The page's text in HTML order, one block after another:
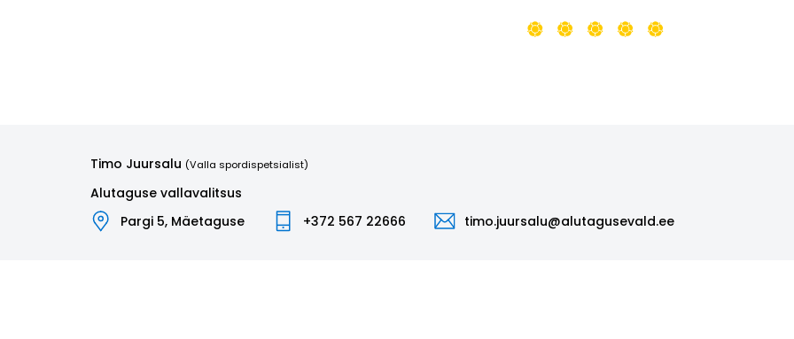
Timo Juursalu (Valla spordispetsialist)
Alutaguse vallavalitsus
Pargi 5, Mäetaguse
+372 567 22666 timo.juursalu@alutagusevald.ee